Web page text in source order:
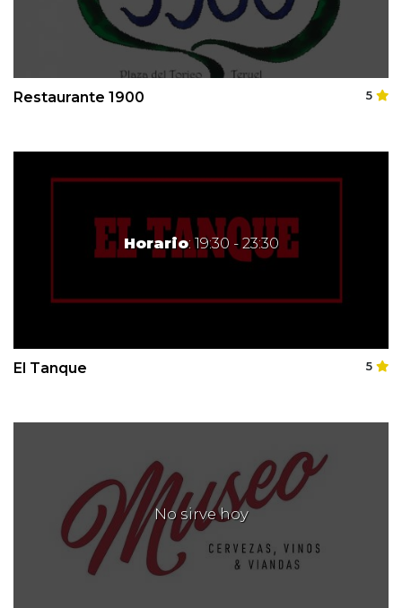
Restaurante 1900 5
Horario: 19:30 - 23:30
El Tanque 5
No sirve hoy